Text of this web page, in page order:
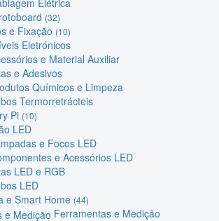
(32)
e Fixação (10)
Eletrónicos
e Material Auxiliar
e Adesivos
Químicos e Limpeza
Termorretrácteis
Pi (10)
LED
e Focos LED
e Acessórios LED
LED e RGB
LED
e Smart Home (44)
Ferramentas e Medição